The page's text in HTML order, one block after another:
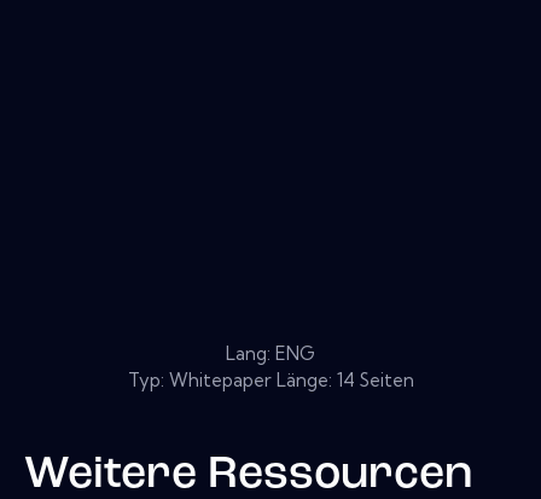
Lang: ENG
Typ: Whitepaper Länge: 14 Seiten
Weitere Ressourcen